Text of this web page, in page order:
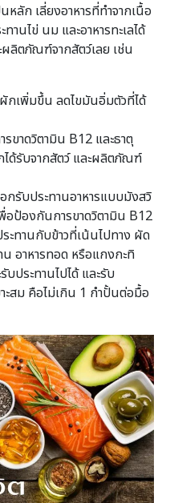
ลัก เลี่ยงอาหารที่ทำจากเนื้อ
านไข่ นม และอาหารทะเลได้
ลิตภัณฑ์จากสัตว์เลย เช่น
ผักเพิ่มขึ้น ลดไขมันอิ่มตัวที่ได้
รขาดวิตามิน B12 และธาตุ
ได้รับจากสัตว์ และผลิตภัณฑ์
กรับประทานอาหารแบบมังสวิ
อป้องกันการขาดวิตามิน B12
ะทานกับข้าวที่เน้นไปทาง ผัด
อาหารทอด หรือแกงกะทิ
ประทานไปได้ และรับ
สม คือไม่เกิน 1 กำปั้นต่อมื้อ